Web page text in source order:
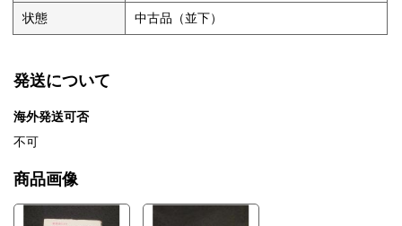
状態 中古品（並下）
発送について
海外発送可否
不可
商品画像